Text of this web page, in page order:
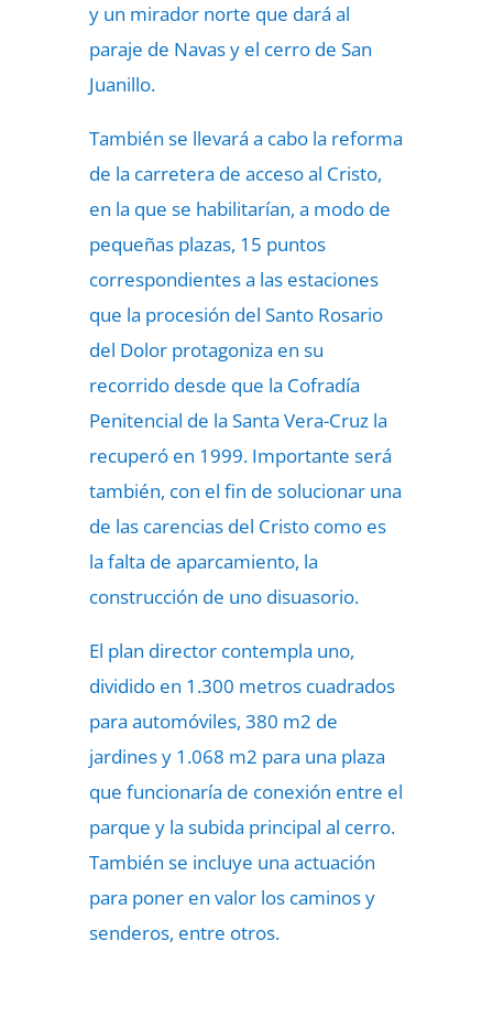
y un mirador norte que dará al
paraje de Navas y el cerro de San
Juanillo.
También se llevará a cabo la reforma
de la carretera de acceso al Cristo,
en la que se habilitarían, a modo de
pequeñas plazas, 15 puntos
correspondientes a las estaciones
que la procesión del Santo Rosario
del Dolor protagoniza en su
recorrido desde que la Cofradía
Penitencial de la Santa Vera-Cruz la
recuperó en 1999. Importante será
también, con el fin de solucionar una
de las carencias del Cristo como es
la falta de aparcamiento, la
construcción de uno disuasorio.
El plan director contempla uno,
dividido en 1.300 metros cuadrados
para automóviles, 380 m2 de
jardines y 1.068 m2 para una plaza
que funcionaría de conexión entre el
parque y la subida principal al cerro.
También se incluye una actuación
para poner en valor los caminos y
senderos, entre otros.